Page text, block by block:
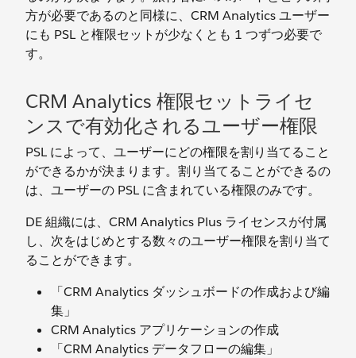
方が必要であるのと同様に、CRM Analytics ユーザー
にも PSL と権限セットが少なくとも 1 つずつ必要で
す。
CRM Analytics 権限セットライセ
ンスで有効化されるユーザー権限
PSL によって、ユーザーにどの権限を割り当てること
ができるかが決まります。割り当てることができるの
は、ユーザーの PSL に含まれている権限のみです。
DE 組織には、CRM Analytics Plus ライセンスが付属
し、次をはじめとする数々のユーザー権限を割り当て
ることができます。
「CRM Analytics ダッシュボードの作成および編
集」
CRM Analytics アプリケーションの作成
「CRM Analytics データフローの編集」